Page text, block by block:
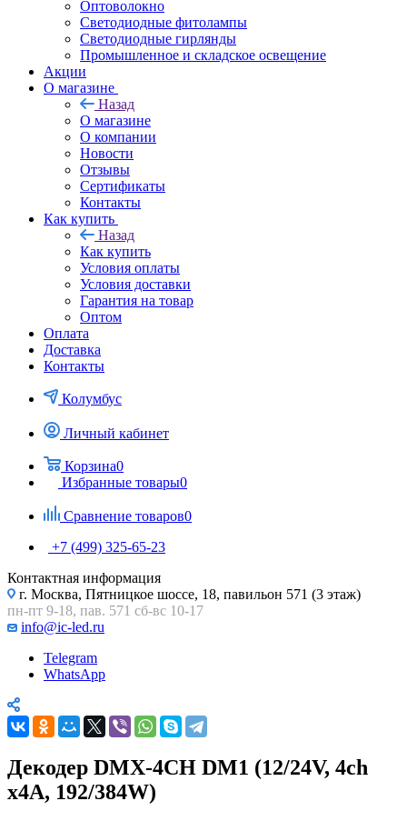
Оптоволокно
Светодиодные фитолампы
Светодиодные гирлянды
Промышленное и складское освещение
Акции
О магазине
Назад
О магазине
О компании
Новости
Отзывы
Сертификаты
Контакты
Как купить
Назад
Как купить
Условия оплаты
Условия доставки
Гарантия на товар
Оптом
Оплата
Доставка
Контакты
Колумбус
Личный кабинет
Корзина0
Избранные товары0
Сравнение товаров0
+7 (499) 325-65-23
Контактная информация
г. Москва, Пятницкое шоссе, 18, павильон 571 (3 этаж)
пн-пт 9-18, пав. 571 сб-вс 10-17
info@ic-led.ru
Telegram
WhatsApp
Декодер DMX-4CH DM1 (12/24V, 4ch
х4A, 192/384W)